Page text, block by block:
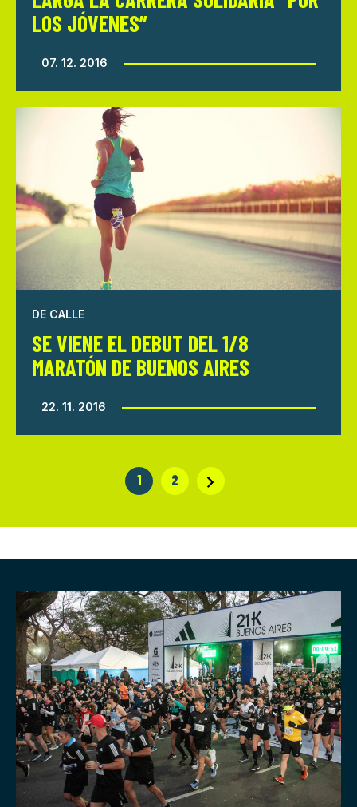
LOS JÓVENES”
07. 12. 2016
DE CALLE
SE VIENE EL DEBUT DEL 1/8
MARATÓN DE BUENOS AIRES
22. 11. 2016
1 2